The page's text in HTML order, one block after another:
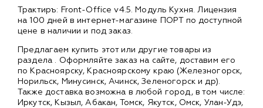
Трактиръ: Front-Office v4.5. Модуль Кухня. Лицензия
на 100 дней в интернет-магазине ПОРТ по доступной
цене в наличии и под заказ.
Предлагаем купить этот или другие товары из
раздела . Оформляйте заказ на сайте, доставим его
по Красноярску, Красноярскому краю (Железногорск,
Норильск, Минусинск, Ачинск, Зеленогорск и др).
Также доставка возможна в любой город, в том числе:
Иркутск, Кызыл, Абакан, Томск, Якутск, Омск, Улан-Удэ,